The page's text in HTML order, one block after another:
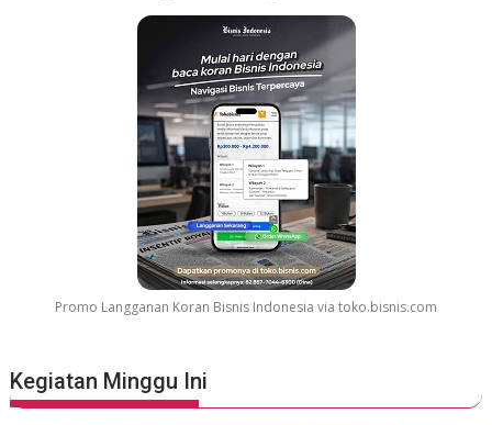
Promo Langganan Koran Bisnis Indonesia via toko.bisnis.com
Kegiatan Minggu Ini